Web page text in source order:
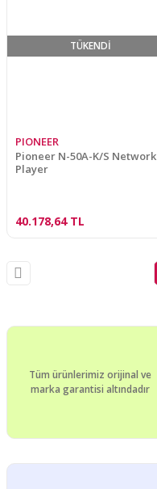
TÜKENDİ
PIONEER
Pioneer N-50A-K/S Network
Player
40.178,64 TL
Tüm ürünlerimiz orijinal ve
marka garantisi altındadır